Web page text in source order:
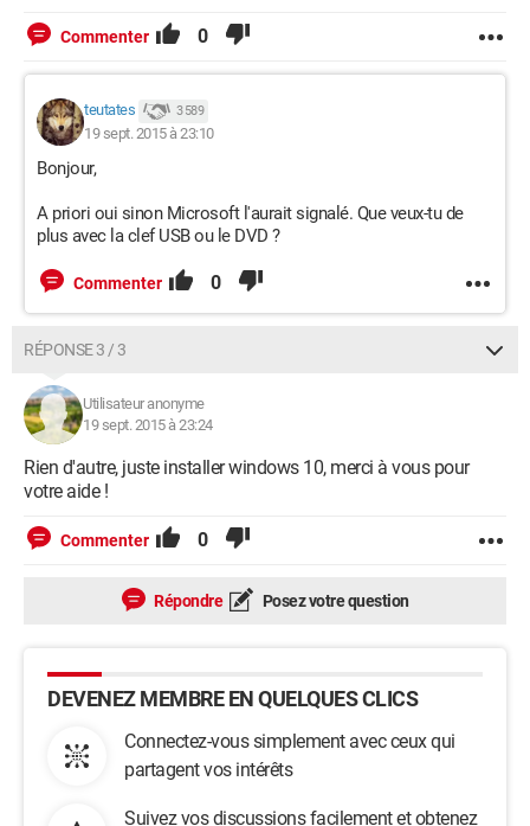
Commenter 0
teutates 3 589
19 sept. 2015 à 23:10
Bonjour,
A priori oui sinon Microsoft l'aurait signalé. Que veux-tu de
plus avec la clef USB ou le DVD ?
Commenter 0
RÉPONSE 3 / 3
Utilisateur anonyme
19 sept. 2015 à 23:24
Rien d'autre, juste installer windows 10, merci à vous pour
votre aide !
Commenter 0
Répondre Posez votre question
DEVENEZ MEMBRE EN QUELQUES CLICS
Connectez-vous simplement avec ceux qui
partagent vos intérêts
Suivez vos discussions facilement et obtenez